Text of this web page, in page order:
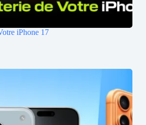
iPhone 17